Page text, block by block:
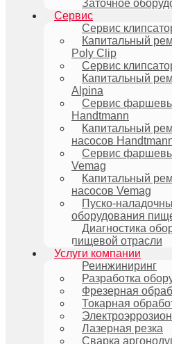
Заточное
Сервис
Сервис
Капитальный
Poly Clip
Сервис
Капитальный
Alpina
Сервис
Handtmann
Капитальный
насосов
Сервис
Vemag
Капитальный
насосов Vemag
Пуско-
оборудования
Диагностика
пищевой отрасли
Услуги компании
Реинжиниринг
Разработка
Фрезерная
Токарная
Лазерная резка
Сварка